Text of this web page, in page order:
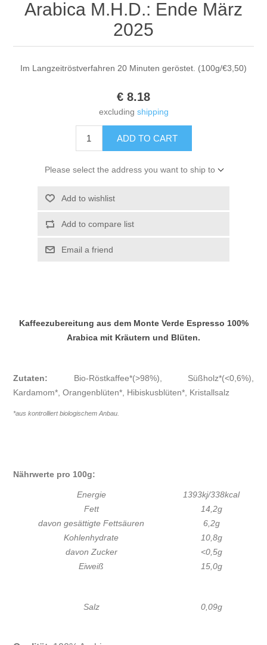
Arabica M.H.D.: Ende März
2025
Im Langzeitröstverfahren 20 Minuten geröstet. (100g/€3,50)
€ 8.18
excluding shipping
ADD TO CART
Please select the address you want to ship to
Add to wishlist
Add to compare list
Email a friend
Kaffeezubereitung aus dem Monte Verde Espresso 100%
Arabica mit Kräutern und Blüten.
Zutaten: Bio-Röstkaffee*(>98%), Süßholz*(<0,6%),
Kardamom*, Orangenblüten*, Hibiskusblüten*, Kristallsalz
*aus kontrolliert biologischem Anbau.
Nährwerte pro 100g:
Energie
1393kj/338kcal
Fett
davon gesättigte Fettsäuren
14,2g
6,2g
Kohlenhydrate
davon Zucker
10,8g
<0,5g
Eiweiß
15,0g
Salz 0,09g